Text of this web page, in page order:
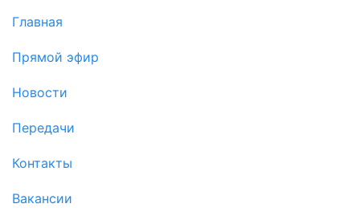
Главная
Прямой эфир
Новости
Передачи
Контакты
Вакансии